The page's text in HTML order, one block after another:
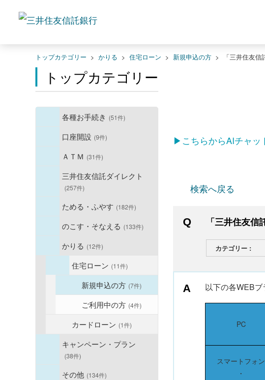
トップカテゴリー > かりる > 住宅ローン > 新規申込の方 > 「三井住友
トップカテゴリー
各種お手続き (51件)
口座開設 (9件)
ＡＴＭ (31件)
三井住友信託ダイレクト
(257件)
ためる・ふやす (182件)
のこす・そなえる (133件)
かりる (12件)
住宅ローン (11件)
新規申込の方 (7件)
ご利用中の方 (4件)
カードローン (1件)
キャンペーン・プラン
(38件)
その他 (134件)
▶こちらからAIチャッ
検索へ戻る
「三井住友
カテゴリー :
以下の各WEBブ
PC
スマートフォン
・